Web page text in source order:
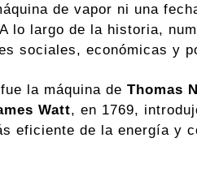
de vapor ni una
lo largo de la historia,
sociales, económicas y
la máquina de Thomas
Watt, en 1769,
eficiente de la energía y